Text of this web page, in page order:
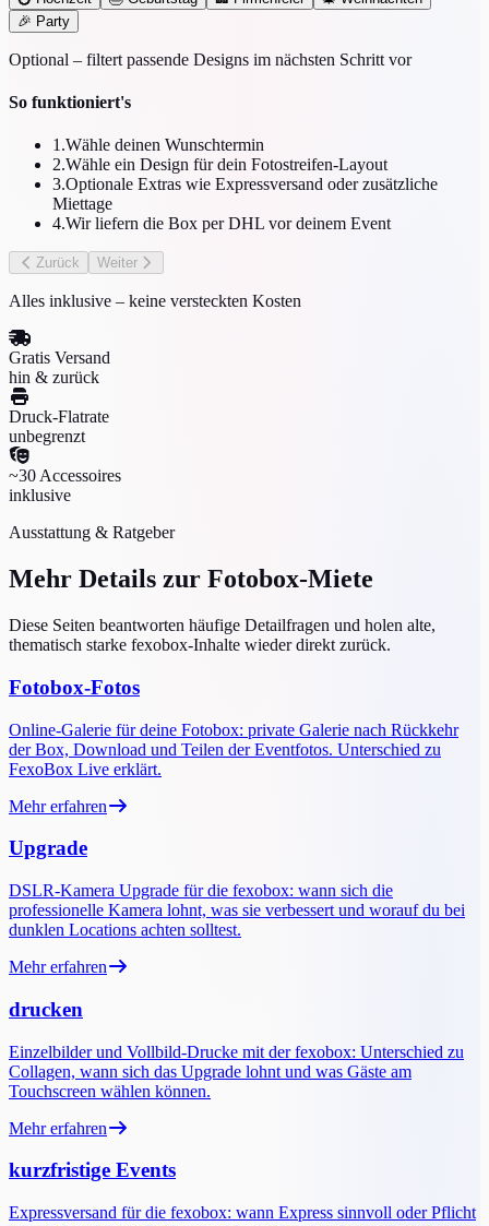
🎉 Party
Optional – filtert passende Designs im nächsten Schritt vor
So funktioniert's
1.Wähle deinen Wunschtermin
2.Wähle ein Design für dein Fotostreifen-Layout
3.Optionale Extras wie Expressversand oder zusätzliche
Miettage
4.Wir liefern die Box per DHL vor deinem Event
Zurück Weiter
Alles inklusive – keine versteckten Kosten
Gratis Versand
hin & zurück
Druck-Flatrate
unbegrenzt
~30 Accessoires
inklusive
Ausstattung & Ratgeber
Mehr Details zur Fotobox-Miete
Diese Seiten beantworten häufige Detailfragen und holen alte,
thematisch starke fexobox-Inhalte wieder direkt zurück.
Fotobox-Fotos
Online-Galerie für deine Fotobox: private Galerie nach Rückkehr
der Box, Download und Teilen der Eventfotos. Unterschied zu
FexoBox Live erklärt.
Mehr erfahren
Upgrade
DSLR-Kamera Upgrade für die fexobox: wann sich die
professionelle Kamera lohnt, was sie verbessert und worauf du bei
dunklen Locations achten solltest.
Mehr erfahren
drucken
Einzelbilder und Vollbild-Drucke mit der fexobox: Unterschied zu
Collagen, wann sich das Upgrade lohnt und was Gäste am
Touchscreen wählen können.
Mehr erfahren
kurzfristige Events
Expressversand für die fexobox: wann Express sinnvoll oder Pflicht